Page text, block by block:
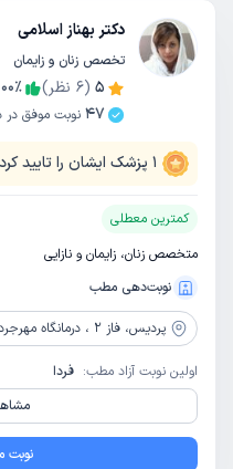
دکتر بهناز اسلامی
تخصص زنان و زایمان
5
(
6 نظر) ٪
47 نوبت موفق در
1 پزشک ایشان را تایید
کمترین معطلی
متخصص زنان، زایمان و نازایی
نوبت‌دهی مطب
پردیس، فاز 2 ، درمانگاه مهرجرد
اولین نوبت آزاد مطب: فردا
نوبت